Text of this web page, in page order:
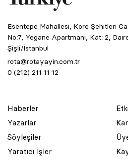
Esentepe Mahallesi, Kore Şehitleri
No:7, Yegane Apartmanı, Kat: 2,
Şişli/İstanbul
rota@rotayayin.com.tr
0 (212) 211 11 12
Haberler
Yazarlar
Söyleşiler
Yaratıcı İşler